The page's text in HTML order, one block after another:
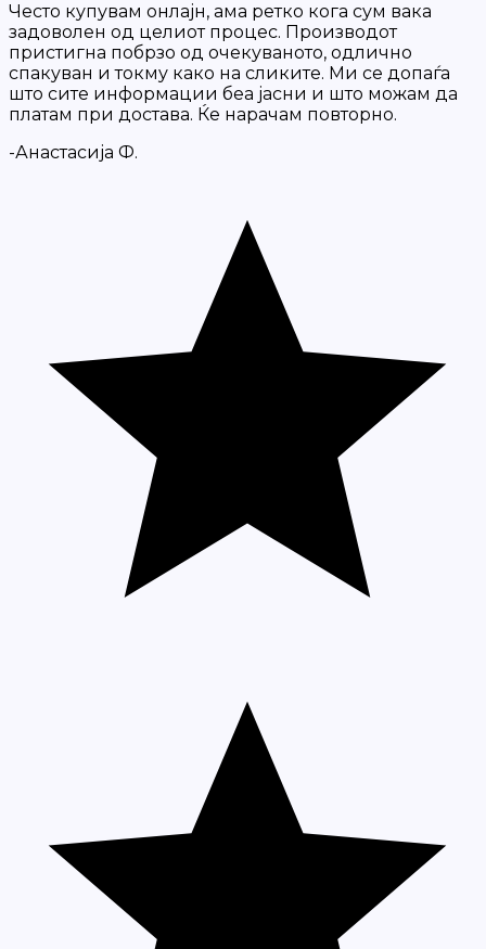
Често купувам онлајн, ама ретко кога сум вака
задоволен од целиот процес. Производот
пристигна побрзо од очекуваното, одлично
спакуван и токму како на сликите. Ми се допаѓа
што сите информации беа јасни и што можам да
платам при достава. Ќе нарачам повторно.
-Анастасија Ф.